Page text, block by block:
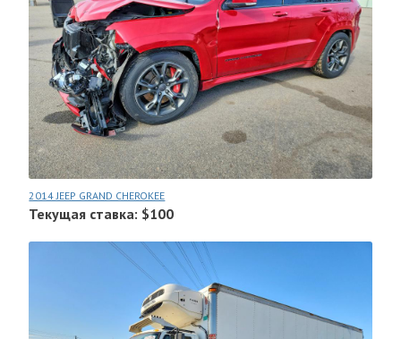
2014 JEEP GRAND CHEROKEE
Текущая ставка: $100